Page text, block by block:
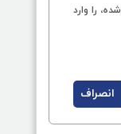
را وارد